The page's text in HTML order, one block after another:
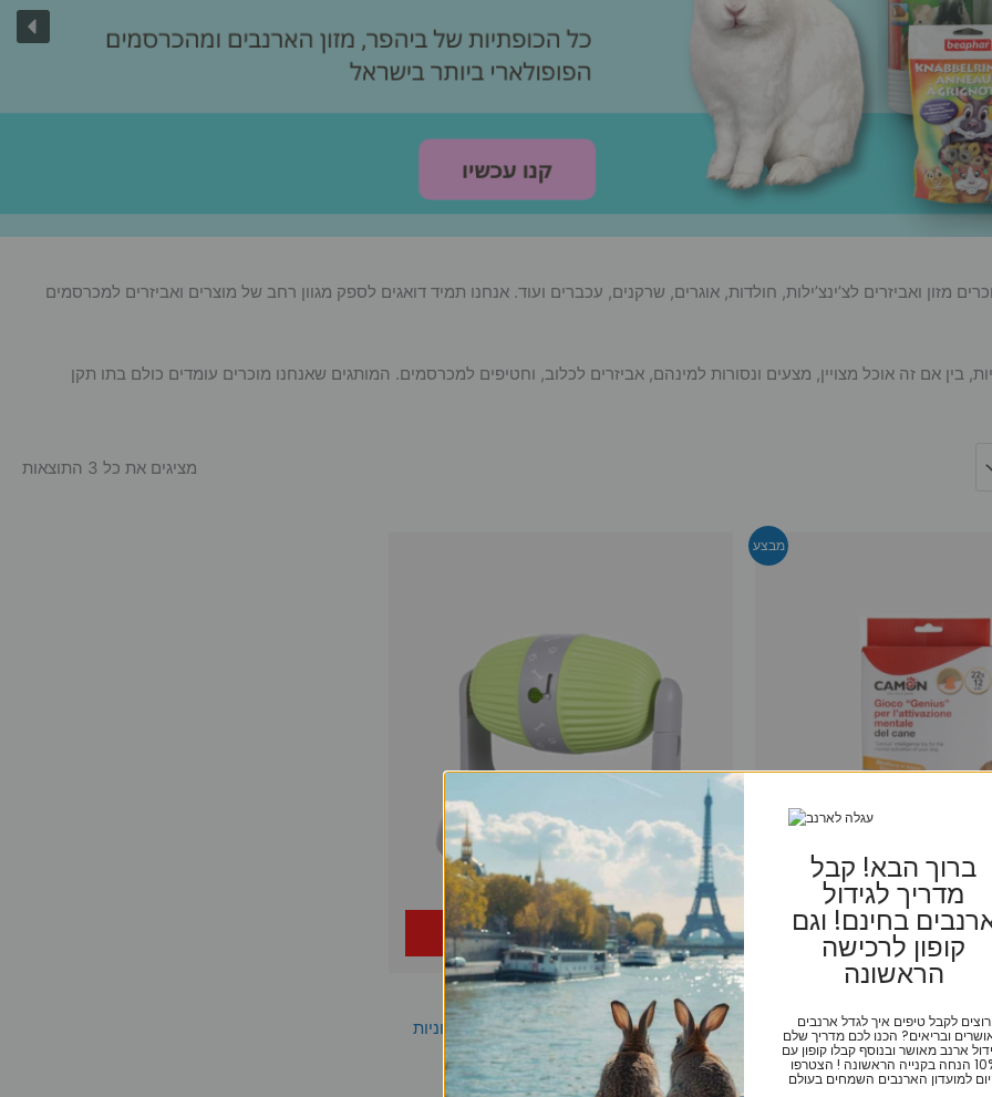
מזון ואביזרים לצ’ינצ’ילות, חולדות, אוגרים, שרקנים, עכברים ועוד. אנחנו תמיד דואגים לספק מגוון רחב של מוצרים ואביזרים למכרסמים
אם זה אוכל מצויין, מצעים ונסורות למינהם, אביזרים לכלוב, וחטיפים למכרסמים. המותגים שאנחנו מוכרים עומדים כולם בתו תקן
מציגים את כל ⁦3⁩ התוצאות
מבצע
אזל מן המלאי
לחיות מחמד – משחק
חשיבה דרגה 1
אזל מן המלאי
טריקסי
משחק חשיבה לחיות מחמד קטנות ובינוניות
“מערבל בטון”
ברוך הבא! קבל
מדריך לגידול
בחינם! וגם
קופון לרכישה
הראשונה
רוצים לקבל טיפים איך לגדל ארנבים
ובריאים? הכנו לכם מדריך שלם
ארנב מאושר ובנוסף קבלו קופון עם
10% הנחה בקנייה הראשונה ! הצטרפו
למועדון הארנבים השמחים בעולם